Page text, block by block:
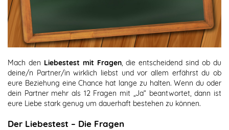
Mach den Liebestest mit Fragen, die entscheidend sind ob du
deine/n Partner/in wirklich liebst und vor allem erfährst du ob
eure Beziehung eine Chance hat lange zu halten. Wenn du oder
dein Partner mehr als 12 Fragen mit „Ja“ beantwortet, dann ist
eure Liebe stark genug um dauerhaft bestehen zu können.
Der Liebestest – Die Fragen